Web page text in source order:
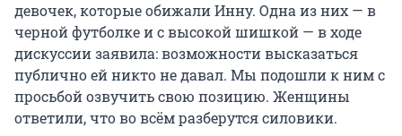
девочек, которые обижали Инну. Одна из них — в
черной футболке и с высокой шишкой — в ходе
дискуссии заявила: возможности высказаться
публично ей никто не давал. Мы подошли к ним с
просьбой озвучить свою позицию. Женщины
ответили, что во всём разберутся силовики.